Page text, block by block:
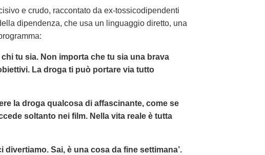
e crudo, raccontato da ex-tossicodipendenti
dipendenza, che usa un linguaggio diretto, una
tu sia. Non importa che tu sia una brava
La droga ti può portare via tutto
la droga qualcosa di affascinante, come se
soltanto nei film. Nella vita reale è tutta
Sai, è una cosa da fine settimana’.